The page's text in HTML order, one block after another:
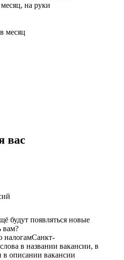
месяц, на руки
месяц
вас
будут появляться новые
вам?
налогамСанкт-
в названии вакансии, в
описании вакансии